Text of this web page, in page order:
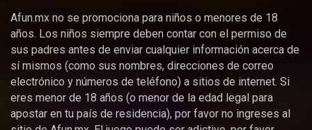
Afun.mx no se promociona para niños o menores de 18
años. Los niños siempre deben contar con el permiso de
sus padres antes de enviar cualquier información acerca de
sí mismos (como sus nombres, direcciones de correo
electrónico y números de teléfono) a sitios de internet. Si
eres menor de 18 años (o menor de la edad legal para
apostar en tu país de residencia), por favor no ingreses al